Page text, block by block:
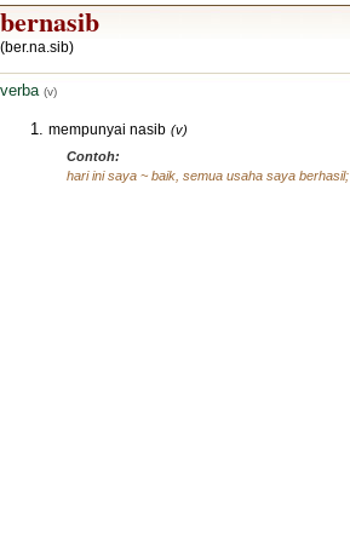
bernasib
(ber.na.sib)
verba (v)
mempunyai nasib (v)
Contoh:
hari ini saya ~ baik, semua usaha saya berhasil;